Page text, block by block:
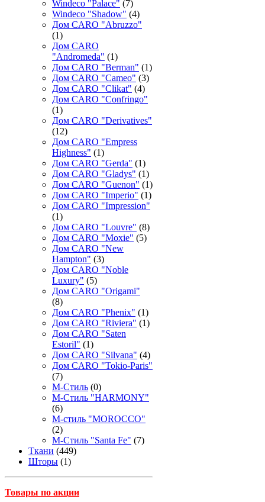
Windeco "Palace" (7)
Windeco "Shadow" (4)
Дом CARO "Abruzzo"
(1)
Дом CARO
"Andromeda" (1)
Дом CARO "Berman" (1)
Дом CARO "Cameo" (3)
Дом CARO "Clikat" (4)
Дом CARO "Confringo"
(1)
Дом CARO "Derivatives"
(12)
Дом CARO "Empress
Highness" (1)
Дом CARO "Gerda" (1)
Дом CARO "Gladys" (1)
Дом CARO "Guenon" (1)
Дом CARO "Imperio" (1)
Дом CARO "Impression"
(1)
Дом CARO "Louvre" (8)
Дом CARO "Moxie" (5)
Дом CARO "New
Hampton" (3)
Дом CARO "Noble
Luxury" (5)
Дом CARO "Origami"
(8)
Дом CARO "Phenix" (1)
Дом CARO "Riviera" (1)
Дом CARO "Saten
Estoril" (1)
Дом CARO "Silvana" (4)
Дом CARO "Tokio-Paris"
(7)
М-Стиль (0)
М-Стиль "HARMONY"
(6)
М-стиль "MOROCCO"
(2)
М-Стиль "Santa Fe" (7)
Ткани (449)
Шторы (1)
Товары по акции